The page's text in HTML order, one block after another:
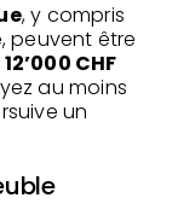
, y compris
peuvent être
12’000 CHF
au moins
un